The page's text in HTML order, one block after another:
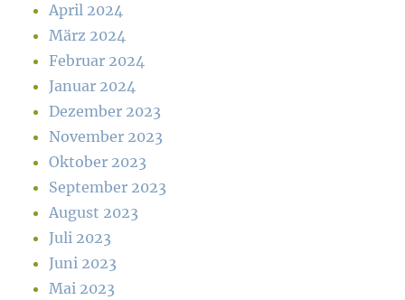
April 2024
März 2024
Februar 2024
Januar 2024
Dezember 2023
November 2023
Oktober 2023
September 2023
August 2023
Juli 2023
Juni 2023
Mai 2023